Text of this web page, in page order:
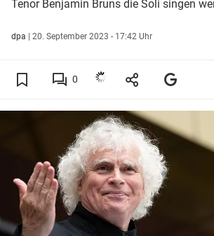
Tenor Benjamin Bruns die Soli singen
dpa | 20. September 2023 - 17:42 Uhr
0